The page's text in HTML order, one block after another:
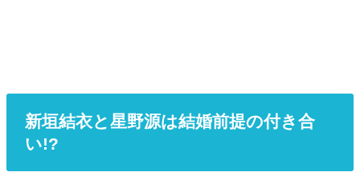
新垣結衣と星野源は結婚前提の付き合
い!?